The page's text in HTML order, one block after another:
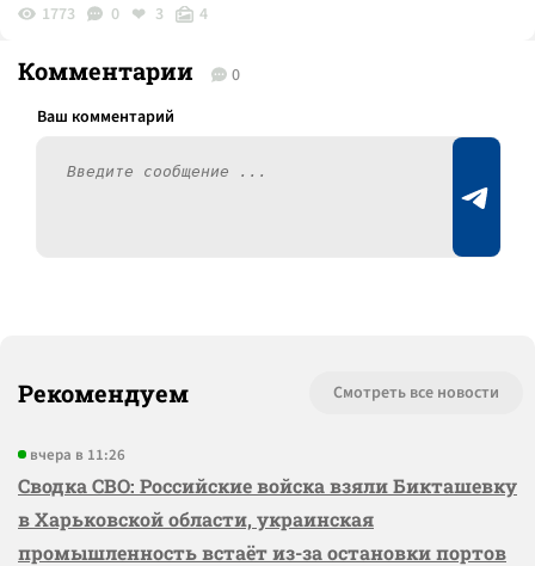
1773 0 3 4
Комментарии 0
Рекомендуем Смотреть все новости
вчера в 11:26
Сводка СВО: Российские войска взяли Бикташевку
в Харьковской области, украинская
промышленность встаёт из-за остановки портов